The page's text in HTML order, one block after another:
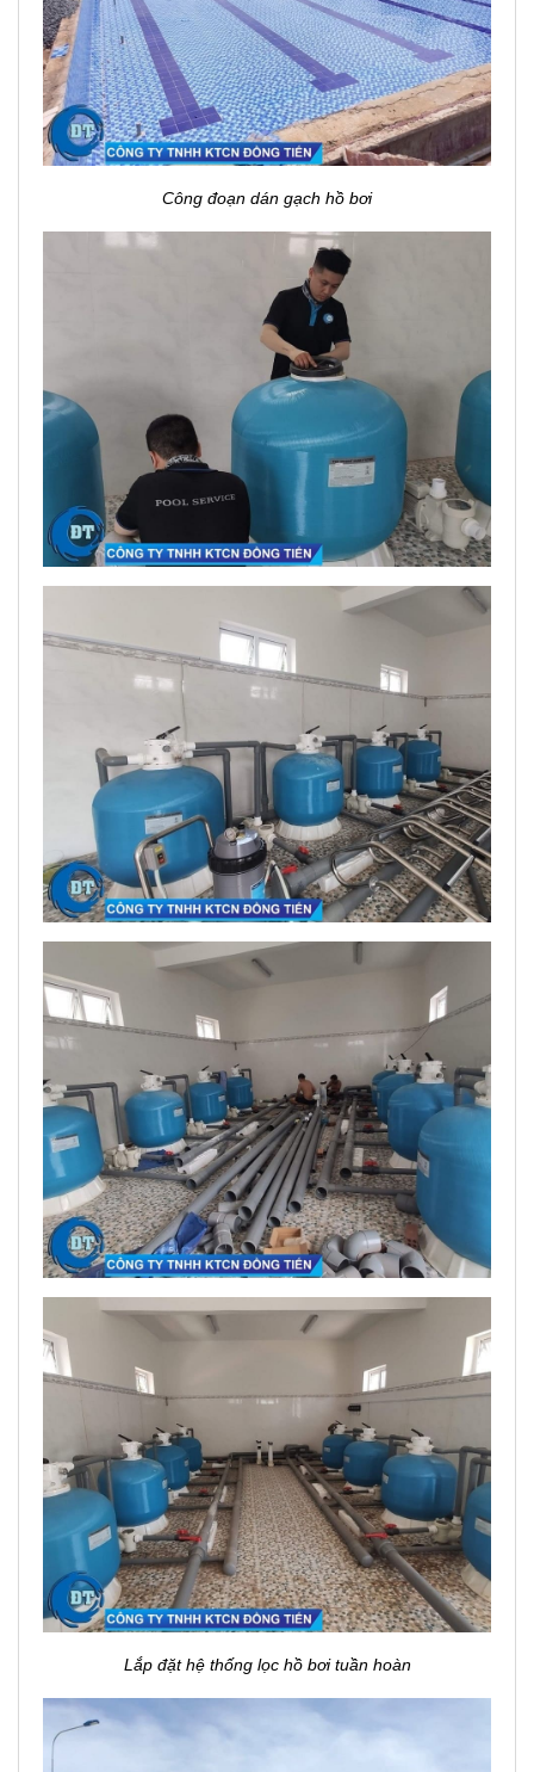
Công đoạn dán gạch hồ bơi
Lắp đặt hệ thống lọc hồ bơi tuần hoàn